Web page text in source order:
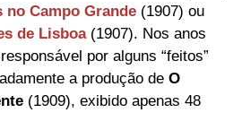
no Campo Grande (1907) ou
de Lisboa(1907). Nos anos
por alguns “feitos”
a produção de O
(1909), exibido apenas 48